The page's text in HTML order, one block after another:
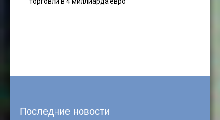
Последние новости